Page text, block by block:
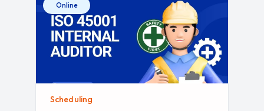
Online
Scheduling